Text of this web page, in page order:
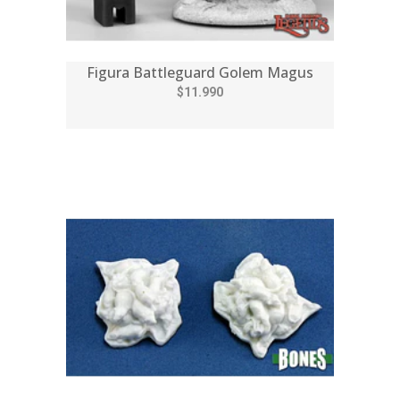
Figura Battleguard Golem Magus
$11.990